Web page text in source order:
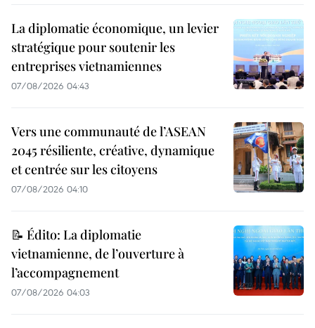
La diplomatie économique, un levier
stratégique pour soutenir les
entreprises vietnamiennes
07/08/2026 04:43
Vers une communauté de l’ASEAN
2045 résiliente, créative, dynamique
et centrée sur les citoyens
07/08/2026 04:10
📝 Édito: La diplomatie
vietnamienne, de l’ouverture à
l’accompagnement
07/08/2026 04:03